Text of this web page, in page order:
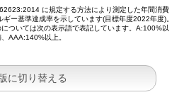
に規定する方法により測定した年間消費
ー基準達成率を示しています(目標年度2022年度)。
ついては次の表示語で表記しています。A:100%以
AAA:140%以上。
に切り替える